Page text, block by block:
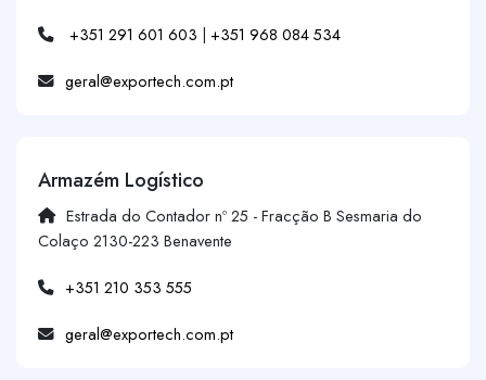
+351 291 601 603 | +351 968 084 534
geral@exportech.com.pt
Armazém Logístico
Estrada do Contador nº 25 - Fracção B Sesmaria do
Colaço 2130-223 Benavente
+351 210 353 555
geral@exportech.com.pt